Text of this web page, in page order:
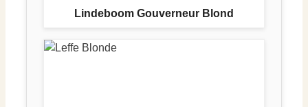
Lindeboom Gouverneur Blond